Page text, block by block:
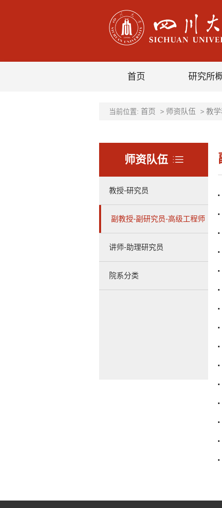
首页 研究所
当前位置: 首页 > 师资队伍 > 教
师资队伍
教授-研究员
副教授-副研究员-高级工程师
讲师-助理研究员
院系分类